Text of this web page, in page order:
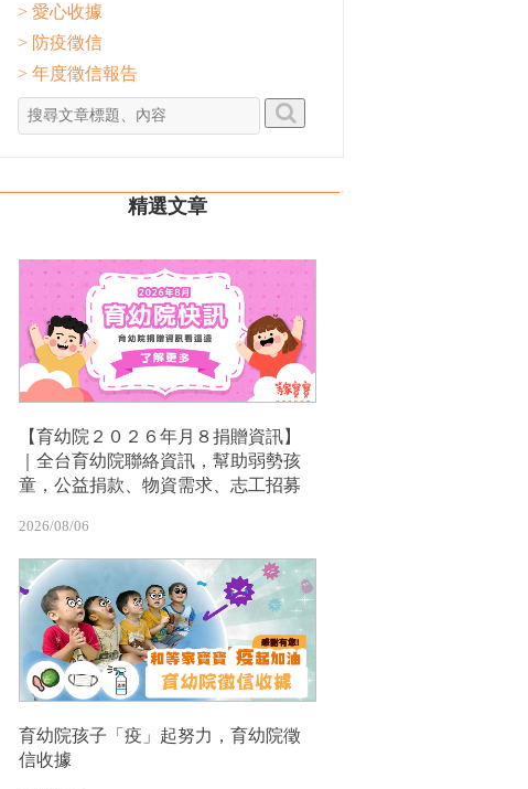
> 愛心收據
> 防疫徵信
> 年度徵信報告
精選文章
【育幼院２０２６年月８捐贈資訊】
｜全台育幼院聯絡資訊，幫助弱勢孩
童，公益捐款、物資需求、志工招募
2026/08/06
育幼院孩子「疫」起努力，育幼院徵
信收據